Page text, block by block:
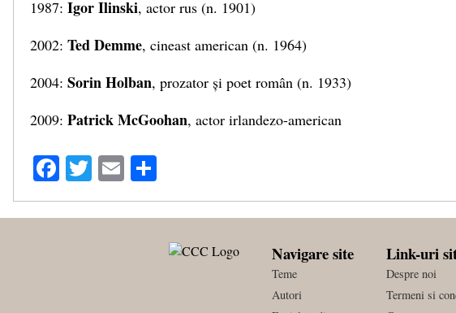
1987: Igor Ilinski, actor rus (n. 1901)
2002: Ted Demme, cineast american (n. 1964)
2004: Sorin Holban, prozator și poet român (n. 1933)
2009: Patrick McGoohan, actor irlandezo-american
Facebook
Twitter
Email
Navigare site
Teme
Autori
Link-uri
Despre noi
Termeni si